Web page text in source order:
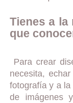
Tienes a la
que
Para crear
necesita,
fotografía y a
de imágenes